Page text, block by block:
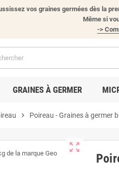
vos graines germées dès la
Même si
->
GRAINES À GERMER
chevron_right Poireau - Graines à germer
zoom_out_map